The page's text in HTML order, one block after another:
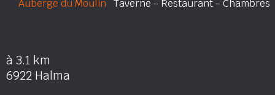
Auberge du Moulin Taverne - Restaurant - Chambres
à 3.1 km
6922 Halma